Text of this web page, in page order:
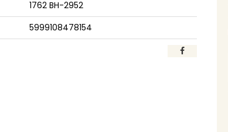
1762 BH-2952
5999108478154